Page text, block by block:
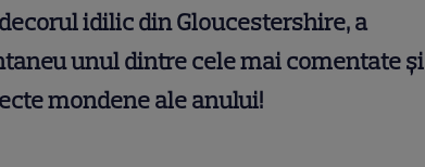
idilic din Gloucestershire, a
unul dintre cele mai comentate și
mondene ale anului!